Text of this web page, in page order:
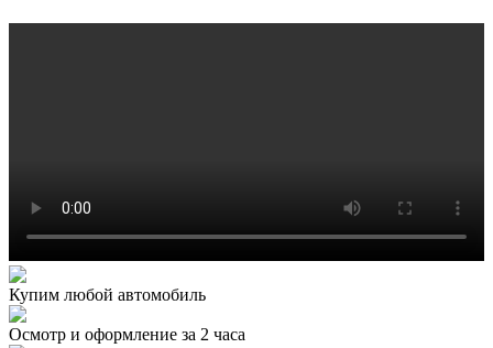
Купим любой автомобиль
Осмотр и оформление за 2 часа